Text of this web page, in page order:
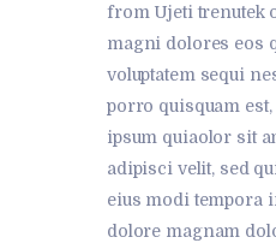
from Ujeti trenutek
magni dolores eos
voluptatem sequi
porro quisquam
ipsum quiaolor sit
adipisci velit, sed
eius modi tempora
dolore magnam